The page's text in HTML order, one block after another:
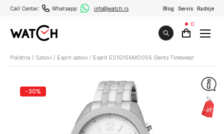
Call Centar: Whatsapp: info@watch.rs Blog Servis Radnje
0
Početna / Satovi / Esprit satovi / Esprit ES1G159M0055 Gents Timewear
-30%